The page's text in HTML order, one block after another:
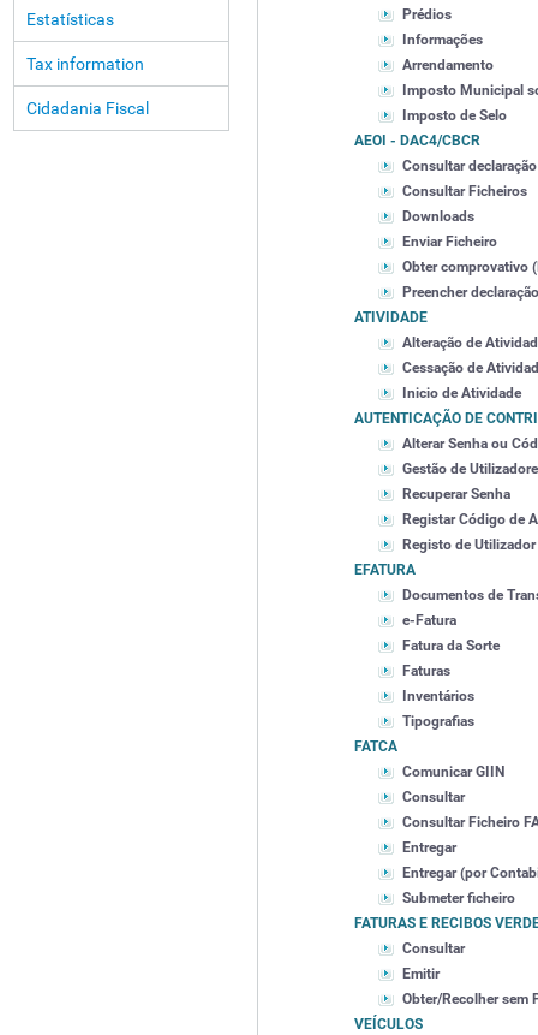
Estatísticas
Tax information
Cidadania Fiscal
Prédios
Informações
Arrendamento
Imposto Municipal
Imposto de Selo
AEOI - DAC4/CBCR
Consultar
Consultar Ficheiros
Downloads
Enviar Ficheiro
Obter comprovativo
Preencher
ATIVIDADE
Alteração de
Cessação de
Inicio de Atividade
AUTENTICAÇÃO DE
Alterar Senha ou
Gestão de
Recuperar Senha
Registar Código de
Registo de Utilizador
EFATURA
Documentos de
e-Fatura
Fatura da Sorte
Faturas
Inventários
Tipografias
FATCA
Comunicar GIIN
Consultar
Consultar Ficheiro
Entregar
Entregar (por
Submeter ficheiro
FATURAS E RECIBOS
Consultar
Emitir
Obter/Recolher sem
VEÍCULOS